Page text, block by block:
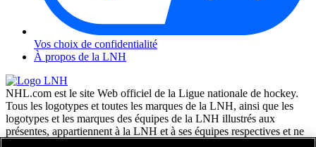
Vos choix de confidentialité
À propos de la LNH
NHL.com est le site Web officiel de la Ligue nationale de hockey.
Tous les logotypes et toutes les marques de la LNH, ainsi que les
logotypes et les marques des équipes de la LNH illustrés aux
présentes, appartiennent à la LNH et à ses équipes respectives et ne